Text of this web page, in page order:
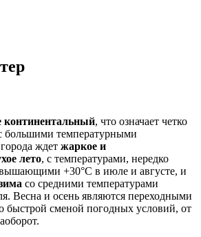
континентальный, что означает четко
большими температурными
ждет жаркое и
лето, с температурами, нередко
+30°C в июле и августе, и
со средними температурами
Весна и осень являются переходными
быстрой сменой погодных условий, от